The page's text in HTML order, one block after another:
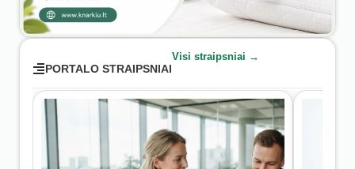
PORTALO STRAIPSNIAI
Visi straipsniai →